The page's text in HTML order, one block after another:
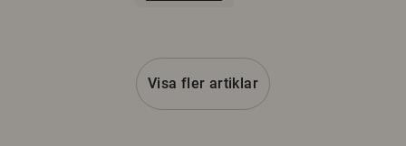
Visa fler artiklar